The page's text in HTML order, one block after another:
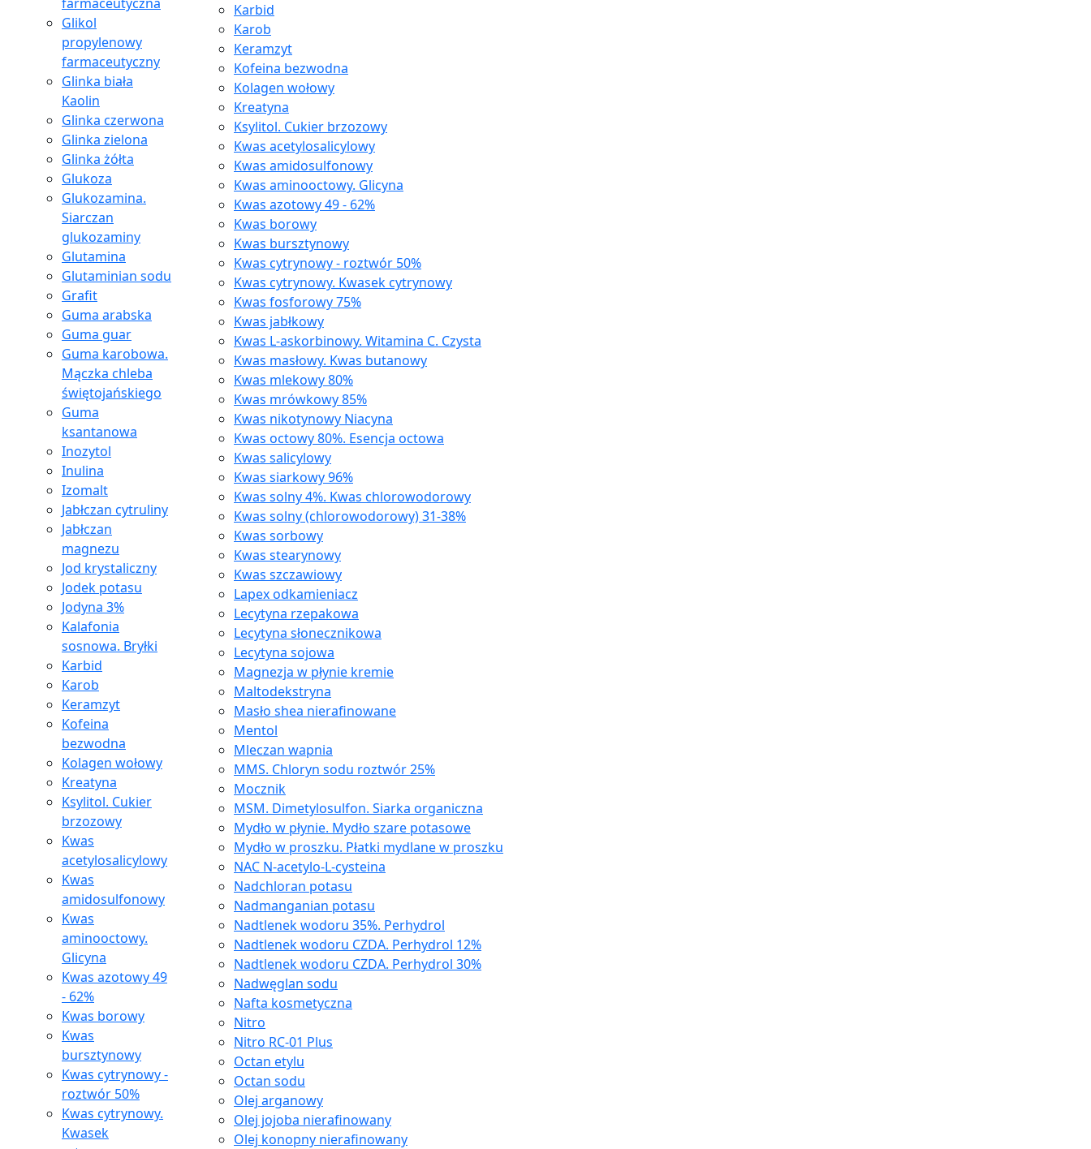
Glikol
propylenowy
farmaceutyczny
Glinka biała
Kaolin
Glinka czerwona
Glinka zielona
Glinka żółta
Glukoza
Glukozamina.
Siarczan
glukozaminy
Glutamina
Glutaminian sodu
Grafit
Guma arabska
Guma guar
Guma karobowa.
Mączka chleba
świętojańskiego
Guma
ksantanowa
Inozytol
Inulina
Izomalt
Jabłczan cytruliny
Jabłczan
magnezu
Jod krystaliczny
Jodek potasu
Jodyna 3%
Kalafonia
sosnowa. Bryłki
Karbid
Karob
Keramzyt
Kofeina
bezwodna
Kolagen wołowy
Kreatyna
Ksylitol. Cukier
brzozowy
Kwas
acetylosalicylowy
Kwas
amidosulfonowy
Kwas
aminooctowy.
Glicyna
Kwas azotowy 49
- 62%
Kwas borowy
Kwas
bursztynowy
Kwas cytrynowy -
roztwór 50%
Kwas cytrynowy.
Kwasek
Karbid
Karob
Keramzyt
Kofeina bezwodna
Kolagen wołowy
Kreatyna
Ksylitol. Cukier brzozowy
Kwas acetylosalicylowy
Kwas amidosulfonowy
Kwas aminooctowy. Glicyna
Kwas azotowy 49 - 62%
Kwas borowy
Kwas bursztynowy
Kwas cytrynowy - roztwór 50%
Kwas cytrynowy. Kwasek cytrynowy
Kwas fosforowy 75%
Kwas jabłkowy
Kwas L-askorbinowy. Witamina C. Czysta
Kwas masłowy. Kwas butanowy
Kwas mlekowy 80%
Kwas mrówkowy 85%
Kwas nikotynowy Niacyna
Kwas octowy 80%. Esencja octowa
Kwas salicylowy
Kwas siarkowy 96%
Kwas solny 4%. Kwas chlorowodorowy
Kwas solny (chlorowodorowy) 31-38%
Kwas sorbowy
Kwas stearynowy
Kwas szczawiowy
Lapex odkamieniacz
Lecytyna rzepakowa
Lecytyna słonecznikowa
Lecytyna sojowa
Magnezja w płynie kremie
Maltodekstryna
Masło shea nierafinowane
Mentol
Mleczan wapnia
MMS. Chloryn sodu roztwór 25%
Mocznik
MSM. Dimetylosulfon. Siarka organiczna
Mydło w płynie. Mydło szare potasowe
Mydło w proszku. Płatki mydlane w proszku
NAC N-acetylo-L-cysteina
Nadchloran potasu
Nadmanganian potasu
Nadtlenek wodoru 35%. Perhydrol
Nadtlenek wodoru CZDA. Perhydrol 12%
Nadtlenek wodoru CZDA. Perhydrol 30%
Nadwęglan sodu
Nafta kosmetyczna
Nitro
Nitro RC-01 Plus
Octan etylu
Octan sodu
Olej arganowy
Olej jojoba nierafinowany
Olej konopny nierafinowany